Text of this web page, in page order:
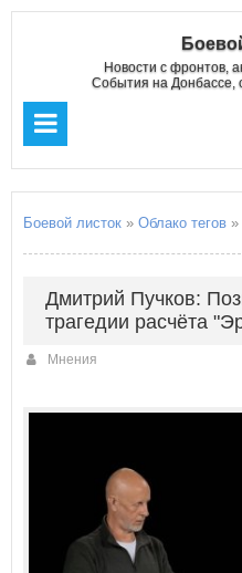
Новости с фронтов,
События на Донбассе,
Боевой листок » Облако тегов »
Дмитрий Пучков:
трагедии расчёта
Мнения